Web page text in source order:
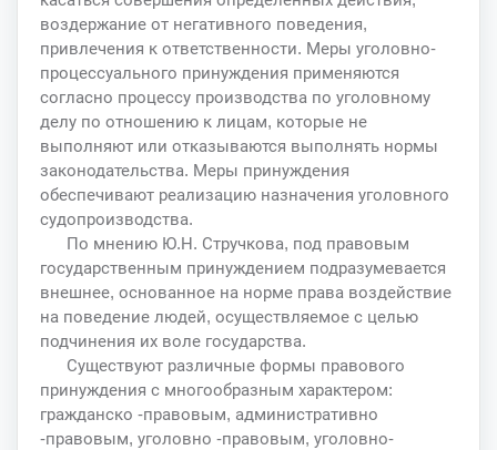
воздержание от негативного поведения,
привлечения к ответственности. Меры уголовно-
процессуального принуждения применяются
согласно процессу производства по уголовному
делу по отношению к лицам, которые не
выполняют или отказываются выполнять нормы
законодательства. Меры принуждения
обеспечивают реализацию назначения уголовного
судопроизводства.
По мнению Ю.Н. Стручкова, под правовым
государственным принуждением подразумевается
внешнее, основанное на норме права воздействие
на поведение людей, осуществляемое с целью
подчинения их воле государства.
Существуют различные формы правового
принуждения с многообразным характером:
гражданско -правовым, административно
-правовым, уголовно -правовым, уголовно-